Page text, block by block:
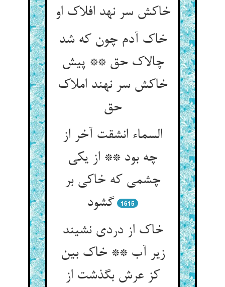
خاکش سر نهد افلاک او
خاک آدم چون که شد
چالاک حق ** پیش
خاکش سر نهند املاک
حق‏
السماء انشقت آخر از
چه بود ** از یکی
چشمی که خاکی بر
گشود
1615
خاک از دردی نشیند
زیر آب ** خاک بین
کز عرش بگذشت از